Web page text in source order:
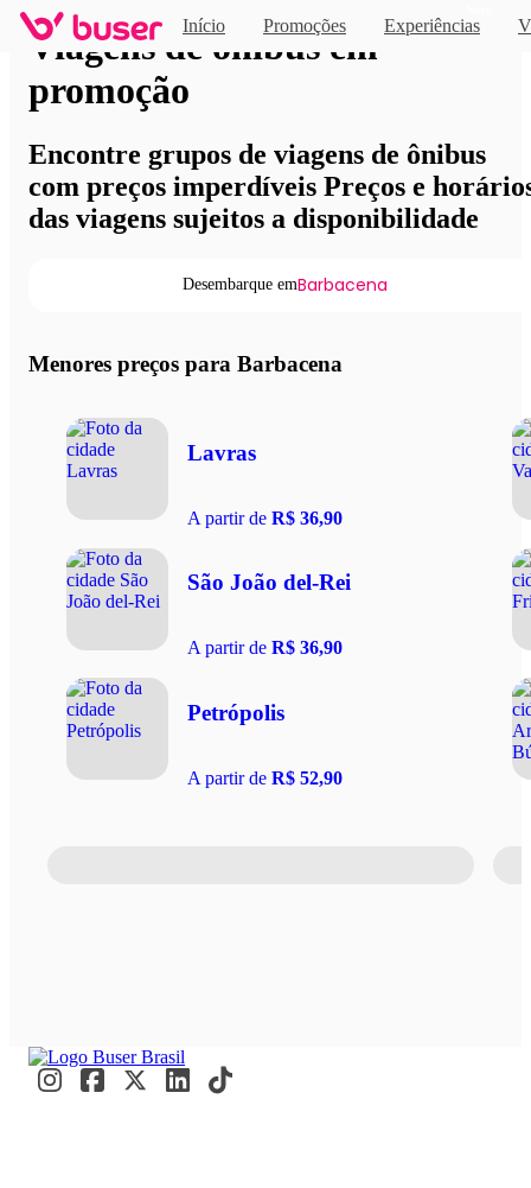
Início Promoções Experiências
Viagens de ônibus em
promoção
Encontre grupos de viagens de ônibus
com preços imperdíveis Preços e
das viagens sujeitos a disponibilidade
Desembarque emBarbacena
Menores preços para Barbacena
Lavras
A partir de R$ 36,90
São João del-Rei
A partir de R$ 36,90
Petrópolis
A partir de R$ 52,90